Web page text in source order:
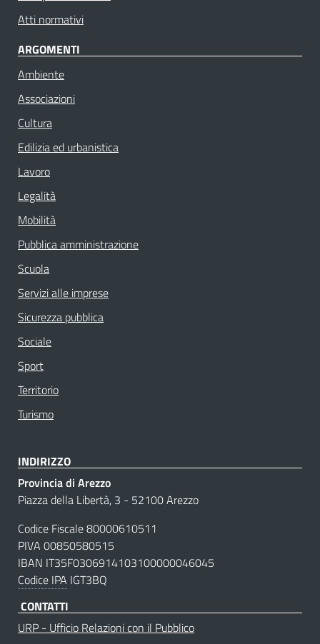
Atti normativi
ARGOMENTI
Ambiente
Associazioni
Cultura
Edilizia ed urbanistica
Lavoro
Legalità
Mobilità
Pubblica amministrazione
Scuola
Servizi alle imprese
Sicurezza pubblica
Sociale
Sport
Territorio
Turismo
INDIRIZZO
Provincia di Arezzo
Piazza della Libertà, 3 - 52100 Arezzo
Codice Fiscale 80000610511
PIVA 00850580515
IBAN IT35F0306914103100000046045
Codice IPA IGT3BQ
CONTATTI
URP - Ufficio Relazioni con il Pubblico